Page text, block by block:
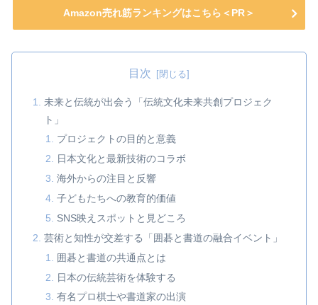
Amazon売れ筋ランキングはこちら＜PR＞
目次
未来と伝統が出会う「伝統文化未来共創プロジェク
ト」
プロジェクトの目的と意義
日本文化と最新技術のコラボ
海外からの注目と反響
子どもたちへの教育的価値
SNS映えスポットと見どころ
芸術と知性が交差する「囲碁と書道の融合イベント」
囲碁と書道の共通点とは
日本の伝統芸術を体験する
有名プロ棋士や書道家の出演